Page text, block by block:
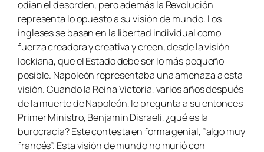
odian el desorden, pero además la Revolución
representa lo opuesto a su visión de mundo. Los
ingleses se basan en la libertad individual como
fuerza creadora y creativa y creen, desde la visión
lockiana, que el Estado debe ser lo más pequeño
posible. Napoleón representaba una amenaza a esta
visión. Cuando la Reina Victoria, varios años después
de la muerte de Napoleón, le pregunta a su entonces
Primer Ministro, Benjamin Disraeli, ¿qué es la
burocracia? Este contesta en forma genial, ”algo muy
francés”. Esta visión de mundo no murió con